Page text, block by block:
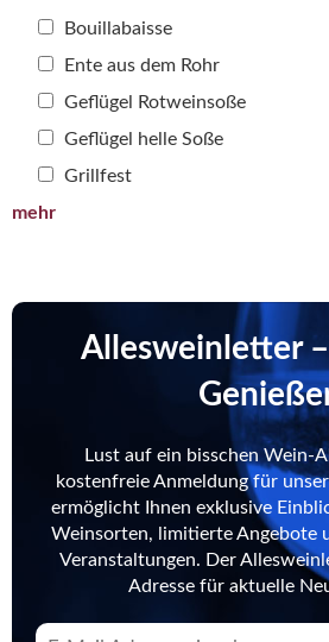
Bouillabaisse
Ente aus dem Rohr
Geflügel Rotweinsoße
Geflügel helle Soße
Grillfest
mehr
Allesweinletter
Lust auf ein bisschen Wein-
kostenfreie Anmeldung für
ermöglicht Ihnen exklusive
Weinsorten, limitierte Angebote
Veranstaltungen. Der
Adresse für aktuelle